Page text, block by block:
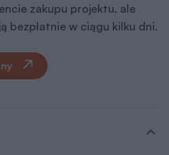
zakupu projektu, ale
bezpłatnie w ciągu kilku dni.